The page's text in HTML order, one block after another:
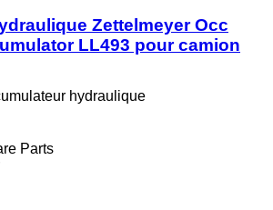
Zettelmeyer Occ
LL493 pour camion
hydraulique
Parts